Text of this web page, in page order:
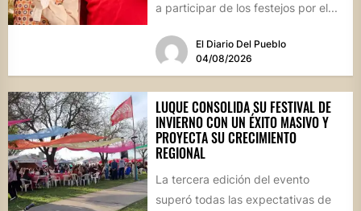
a participar de los festejos por el...
El Diario Del Pueblo
04/08/2026
LUQUE CONSOLIDA SU FESTIVAL DE
INVIERNO CON UN ÉXITO MASIVO Y
PROYECTA SU CRECIMIENTO
REGIONAL
La tercera edición del evento
superó todas las expectativas de